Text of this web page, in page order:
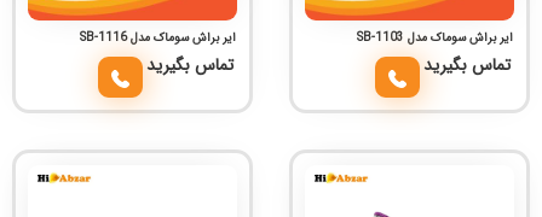
ایر براش سوماک مدل SB-1103
تماس بگیرید
ایر براش سوماک مدل SB-1116
تماس بگیرید